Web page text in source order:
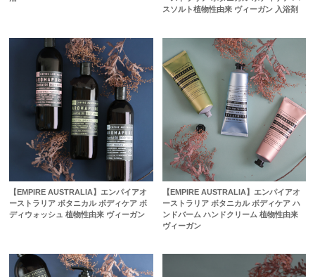
スソルト植物性由来 ヴィーガン 入浴剤
【EMPIRE AUSTRALIA】エンパイアオ
ーストラリア ボタニカル ボディケア ボ
ディウォッシュ 植物性由来 ヴィーガン
【EMPIRE AUSTRALIA】エンパイアオ
ーストラリア ボタニカル ボディケア ハ
ンドバーム ハンドクリーム 植物性由来
ヴィーガン